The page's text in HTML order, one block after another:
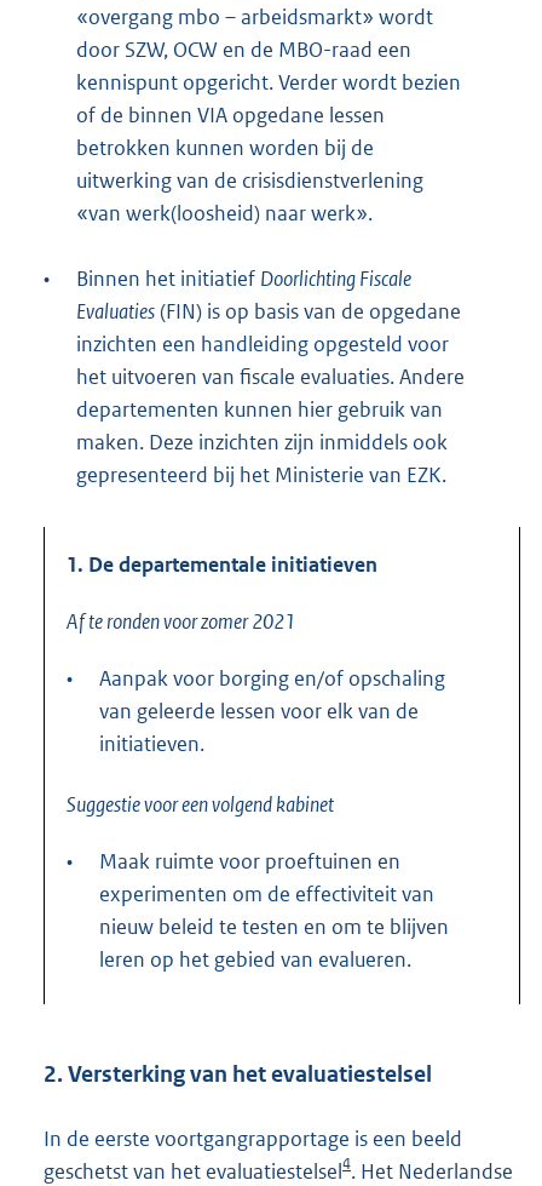
«overgang mbo – arbeidsmarkt» wordt
door SZW, OCW en de MBO-raad een
kennispunt opgericht. Verder wordt bezien
of de binnen VIA opgedane lessen
betrokken kunnen worden bij de
uitwerking van de crisisdienstverlening
«van werk(loosheid) naar werk».
• Binnen het initiatief Doorlichting Fiscale
Evaluaties(FIN) is op basis van de opgedane
inzichten een handleiding opgesteld voor
het uitvoeren van fiscale evaluaties. Andere
departementen kunnen hier gebruik van
maken. Deze inzichten zijn inmiddels ook
gepresenteerd bij het Ministerie van EZK.
1. De departementale initiatieven
Af te ronden voor zomer 2021
•
Aanpak voor borging en/of opschaling
van geleerde lessen voor elk van de
initiatieven.
Suggestie voor een volgend kabinet
•
Maak ruimte voor proeftuinen en
experimenten om de effectiviteit van
nieuw beleid te testen en om te blijven
leren op het gebied van evalueren.
2. Versterking van het evaluatiestelsel
In de eerste voortgangrapportage is een beeld
geschetst van het evaluatiestelsel4. Het Nederlandse